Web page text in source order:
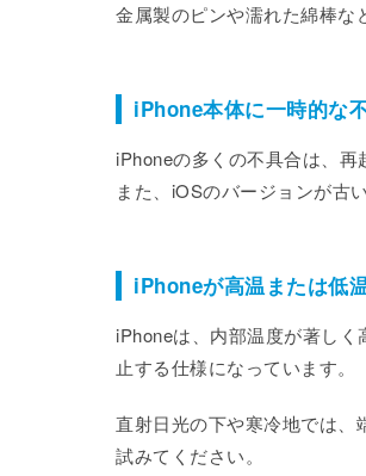
金属製のピンや濡れた綿棒な
iPhone本体に一時的な
iPhoneの多くの不具合は、再
また、iOSのバージョンが古
iPhoneが高温または低
iPhoneは、内部温度が著し
止する仕様になっています。
直射日光の下や寒冷地では、
試みてください。